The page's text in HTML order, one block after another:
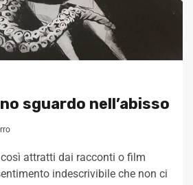
sguardo nell’abisso
attratti dai racconti o film
indescrivibile che non ci